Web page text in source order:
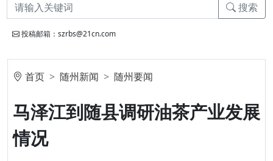
搜索
投稿邮箱：szrbs@21cn.com
首页 随州新闻 随州要闻
马泽江到随县调研油茶产业发展
情况